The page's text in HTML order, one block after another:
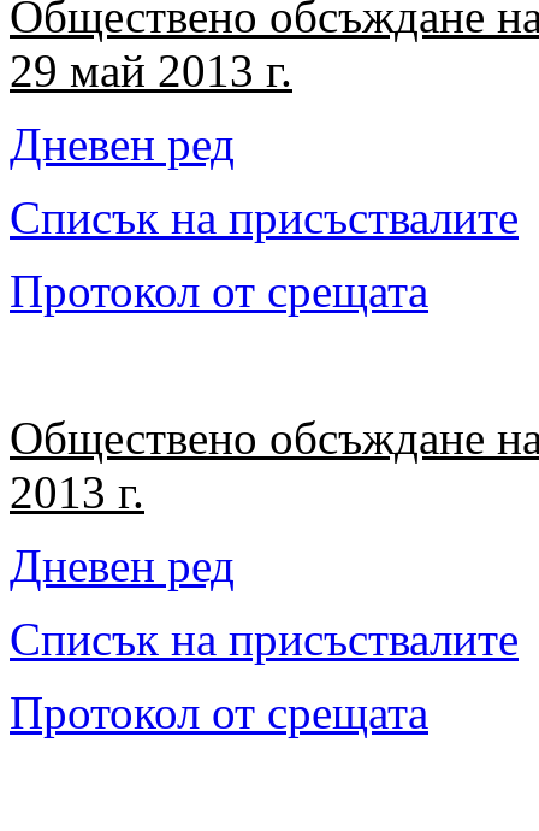
Обществено обсъждане
29 май 2013 г.
Дневен ред
Списък на присъствалите
Протокол от срещата
Обществено обсъждане
2013 г.
Дневен ред
Списък на присъствалите
Протокол от срещата